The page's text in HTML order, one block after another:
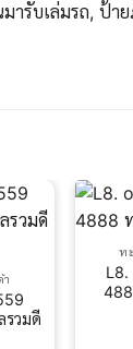
รับเล่มรถ, ป้า
รวมดี
ท
L8.